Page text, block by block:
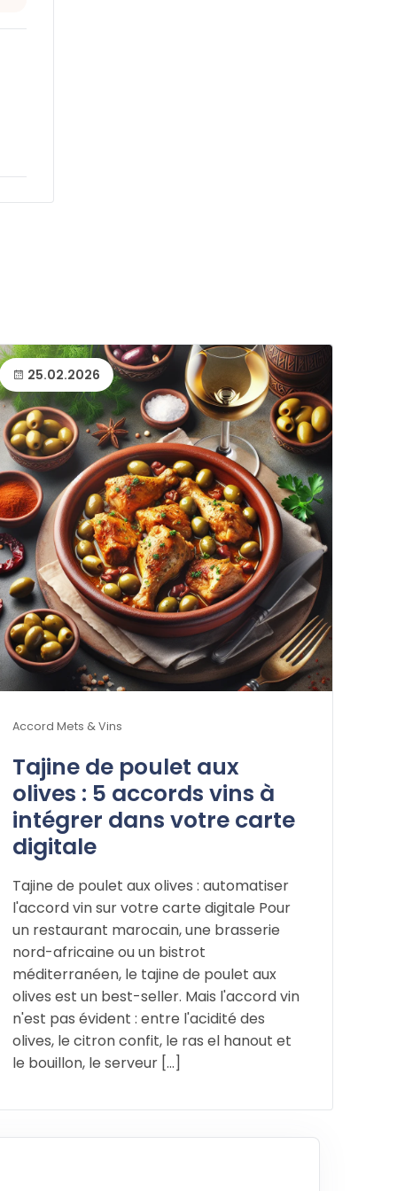
25.02.2026
Accord Mets & Vins
Tajine de poulet aux
olives : 5 accords vins à
intégrer dans votre carte
digitale
Tajine de poulet aux olives : automatiser
l'accord vin sur votre carte digitale Pour
un restaurant marocain, une brasserie
nord-africaine ou un bistrot
méditerranéen, le tajine de poulet aux
olives est un best-seller. Mais l'accord vin
n'est pas évident : entre l'acidité des
olives, le citron confit, le ras el hanout et
le bouillon, le serveur [...]